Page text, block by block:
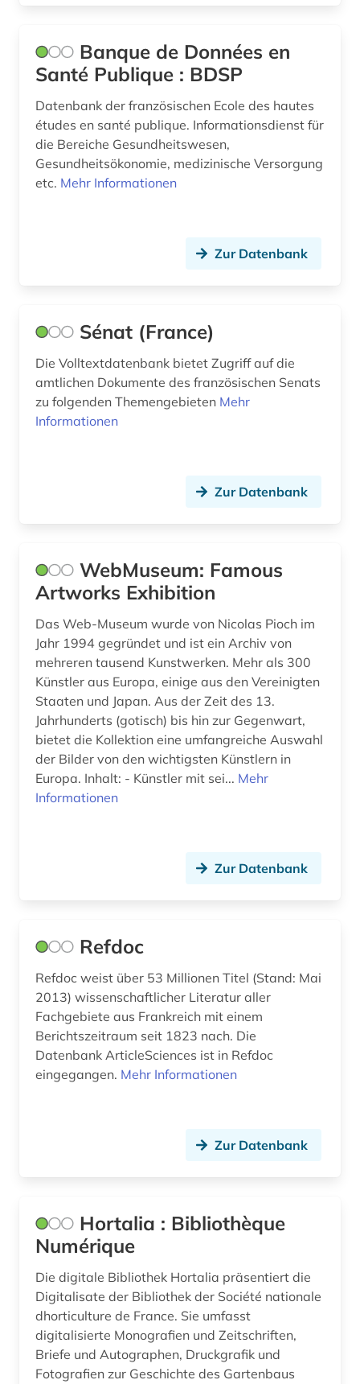
kultur (3)
kulturgeschichte (1)
kulturwissenschaften (17)
kunst (4)
kunstzeitschrift (1)
künstler (1)
künstlerbiografie (1)
libanon (1)
lieferbares buch (2)
literatur (14)
literaturkritik (1)
literaturwissenschaft (20)
lorraine (1)
lothringen (3)
luxemburg (1)
marke (1)
markt (3)
medizinische versorgung (1)
memorbuch (1)
metropolitan museum of art (1)
michel (1)
Banque de Données en
Santé Publique : BDSP
Datenbank der französischen Ecole des hautes
études en santé publique. Informationsdienst für
die Bereiche Gesundheitswesen,
Gesundheitsökonomie, medizinische Versorgung
etc. Mehr Informationen
Zur Datenbank
Sénat (France)
Die Volltextdatenbank bietet Zugriff auf die
amtlichen Dokumente des französischen Senats
zu folgenden Themengebieten Mehr
Informationen
Zur Datenbank
WebMuseum: Famous
Artworks Exhibition
Das Web-Museum wurde von Nicolas Pioch im
Jahr 1994 gegründet und ist ein Archiv von
mehreren tausend Kunstwerken. Mehr als 300
Künstler aus Europa, einige aus den Vereinigten
Staaten und Japan. Aus der Zeit des 13.
Jahrhunderts (gotisch) bis hin zur Gegenwart,
bietet die Kollektion eine umfangreiche Auswahl
der Bilder von den wichtigsten Künstlern in
Europa. Inhalt: - Künstler mit sei... Mehr
Informationen
Zur Datenbank
Refdoc
Refdoc weist über 53 Millionen Titel (Stand: Mai
2013) wissenschaftlicher Literatur aller
Fachgebiete aus Frankreich mit einem
Berichtszeitraum seit 1823 nach. Die
Datenbank ArticleSciences ist in Refdoc
eingegangen. Mehr Informationen
Zur Datenbank
Hortalia : Bibliothèque
Numérique
Die digitale Bibliothek Hortalia präsentiert die
Digitalisate der Bibliothek der Société nationale
dhorticulture de France. Sie umfasst
digitalisierte Monografien und Zeitschriften,
Briefe und Autographen, Druckgrafik und
Fotografien zur Geschichte des Gartenbaus